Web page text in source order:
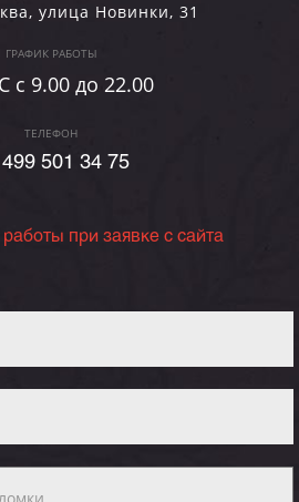
, улица Новинки, 31
ГРАФИК РАБОТЫ
c 9.00 до 22.00
ТЕЛЕФОН
501 34 75
при заявке с сайта